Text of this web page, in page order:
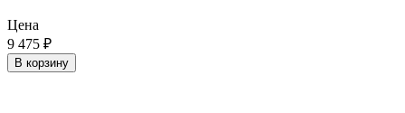
Цена
9 475 ₽
В корзину